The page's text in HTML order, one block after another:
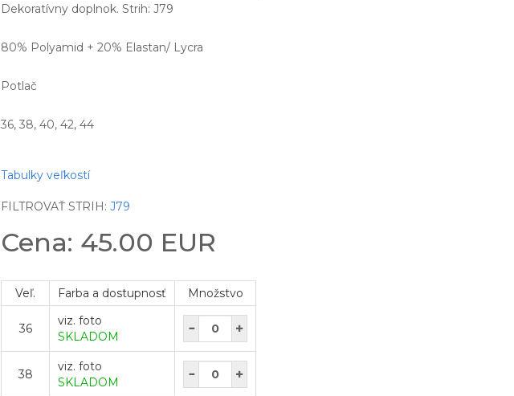
Dekoratívny doplnok. Strih: J79
80% Polyamid + 20% Elastan/ Lycra
Potlač
36, 38, 40, 42, 44
Tabulky veľkostí
FILTROVAŤ STRIH:J79
Cena: 45.00 EUR
Veľ. Farba a dostupnosť Množstvo
36
viz. foto
SKLADOM
38
viz. foto
SKLADOM